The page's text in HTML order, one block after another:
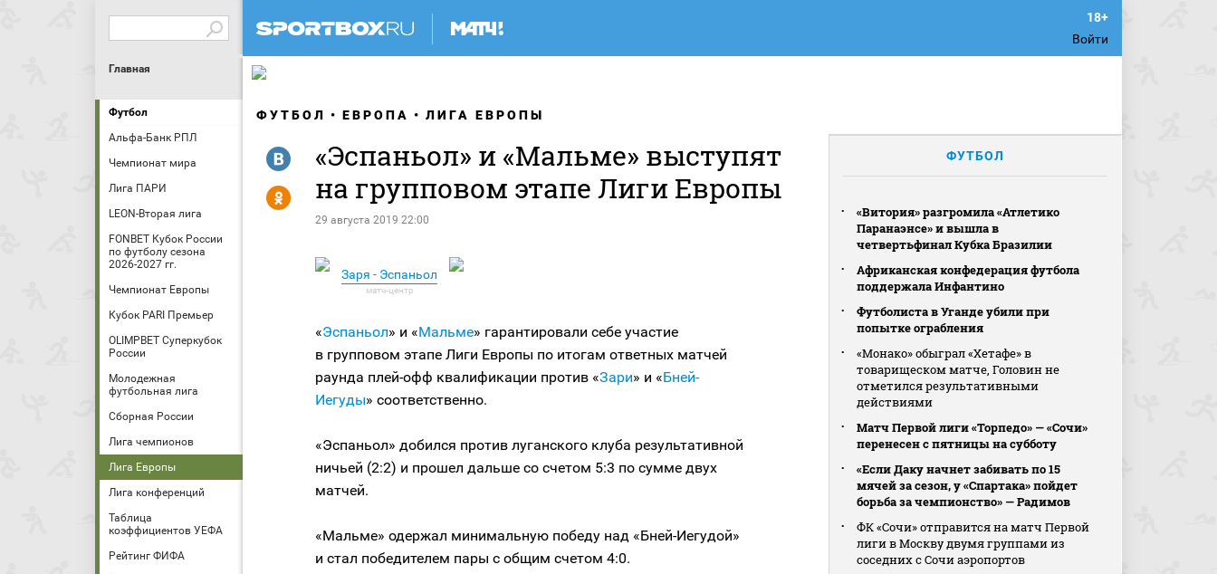
Войти
Главная
Футбол
Альфа-Банк РПЛ
Чемпионат мира
Лига ПАРИ
LEON-Вторая лига
FONBET Кубок России
по футболу сезона
2026-2027 гг.
Чемпионат Европы
Кубок PARI Премьер
OLIMPBET Суперкубок
России
Молодежная
футбольная лига
Сборная России
Лига чемпионов
Лига Европы
Лига конференций
Таблица
коэффициентов УЕФА
Рейтинг ФИФА
ФУТБОЛ ЕВРОПА ЛИГА ЕВРОПЫ
«Эспаньол» и «Мальме» выступят
на групповом этапе Лиги Европы
29 августа 2019 22:00
R
Y
Заря - Эспаньол
«Эспаньол» и «Мальме» гарантировали себе участие
в групповом этапе Лиги Европы по итогам ответных матчей
раунда плей-офф квалификации против «Зари» и «Бней-
Иегуды» соответственно.
«Эспаньол» добился против луганского клуба результативной
ничьей (2:2) и прошел дальше со счетом 5:3 по сумме двух
матчей.
«Мальме» одержал минимальную победу над «Бней-Иегудой»
и стал победителем пары с общим счетом 4:0.
ФУТБОЛ
«Витория» разгромила «Атлетико
Паранаэнсе» и вышла в
четвертьфинал Кубка Бразилии
Африканская конфедерация футбола
поддержала Инфантино
Футболиста в Уганде убили при
попытке ограбления
«Монако» обыграл «Хетафе» в
товарищеском матче, Головин не
отметился результативными
действиями
Матч Первой лиги «Торпедо» — «Сочи»
перенесен с пятницы на субботу
«Если Даку начнет забивать по 15
мячей за сезон, у «Спартака» пойдет
борьба за чемпионство» — Радимов
ФК «Сочи» отправится на матч Первой
лиги в Москву двумя группами из
соседних с Сочи аэропортов